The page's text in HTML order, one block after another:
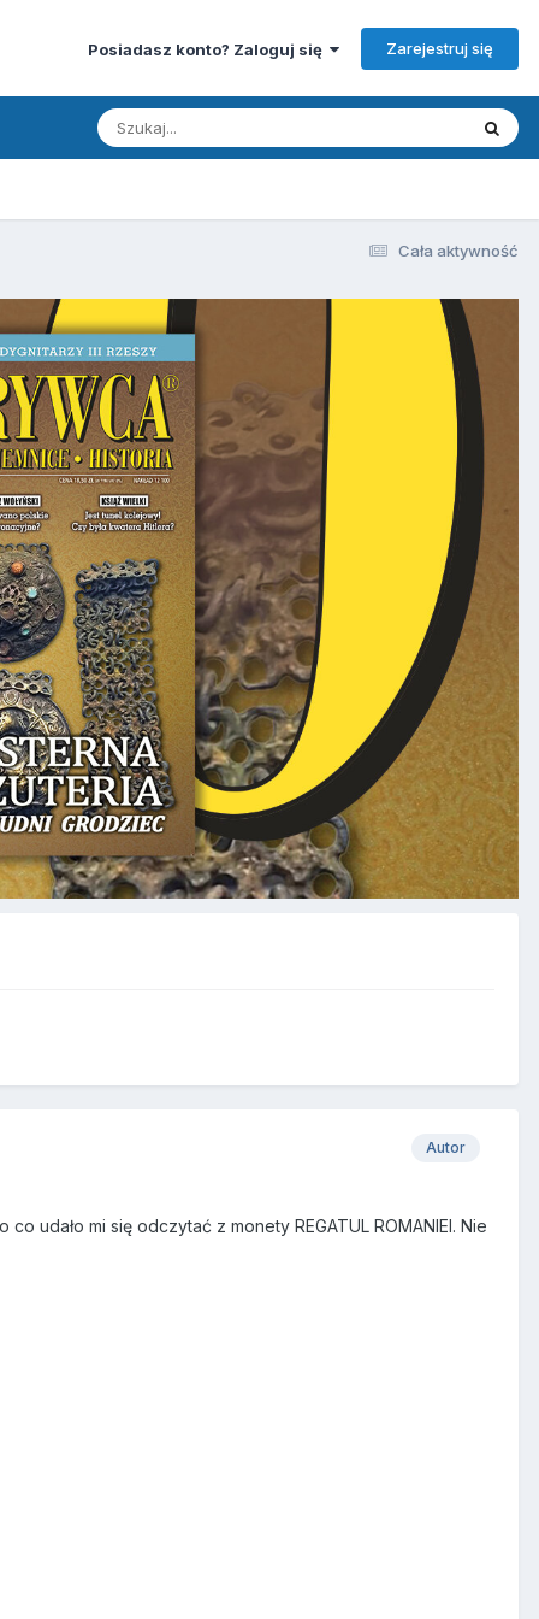
Posiadasz konto? Zaloguj się Zarejestruj się
Cała aktywność
Autor
udało mi się odczytać z monety REGATUL ROMANIEI. Nie